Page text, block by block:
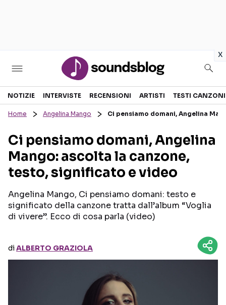
x
Sezioni
RECENSIONI MUSICALI
INTERVISTE
GOSSIP E CURIOSITÀ
TESTI CANZONI
TOUR ED EVENTI
TALENT SHOW
Seguici sui social
NOTIZIE INTERVISTE RECENSIONI ARTISTI TESTI CANZONI
Home Angelina Mango Ci pensiamo domani, Angelina
Ci pensiamo domani, Angelina
Mango: ascolta la canzone,
testo, significato e video
Angelina Mango, Ci pensiamo domani: testo e
significato della canzone tratta dall’album “Voglia
di vivere”. Ecco di cosa parla (video)
diALBERTO GRAZIOLA